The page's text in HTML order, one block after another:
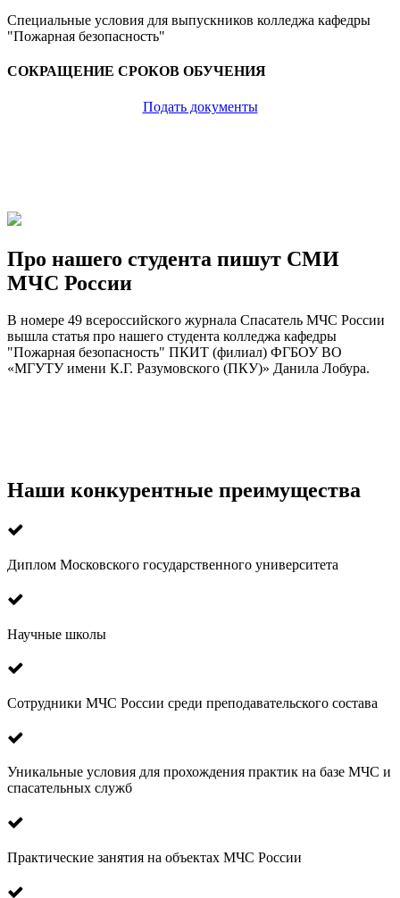
Специальные условия для выпускников колледжа кафедры
"Пожарная безопасность"
СОКРАЩЕНИЕ СРОКОВ ОБУЧЕНИЯ
Подать документы
Про нашего студента пишут СМИ
МЧС России
В номере 49 всероссийского журнала Спасатель МЧС России
вышла статья про нашего студента колледжа кафедры
"Пожарная безопасность" ПКИТ (филиал) ФГБОУ ВО
«МГУТУ имени К.Г. Разумовского (ПКУ)» Данила Лобура.
Наши конкурентные преимущества
Диплом Московского государственного университета
Научные школы
Сотрудники МЧС России среди преподавательского состава
Уникальные условия для прохождения практик на базе МЧС и
спасательных служб
Практические занятия на объектах МЧС России